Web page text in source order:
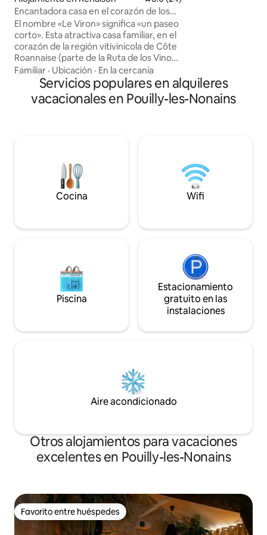
Encantadora casa en el corazón de los
viñedos.
El nombre «Le Viron» significa «un paseo
corto». Esta atractiva casa familiar, en el
corazón de la región vitivinícola de Côte
Roannaise (parte de la Ruta de los Vinos),
está perfectamente ubicada para
explorar la zona más amplia o
simplemente para relajarse en un
entorno auténtico. Los terrenos
con futbolín, dardos y más, perfecto
para las largas noches de verano.
Familiar · Ubicación · En la cercanía
habitación segura.
Servicios populares en alquileres
vacacionales en Pouilly-les-Nonains
Cocina Wifi
Piscina
Estacionamiento
gratuito en las
instalaciones
Aire acondicionado
Otros alojamientos para vacaciones
excelentes en Pouilly-les-Nonains
Favorito entre huéspedes
Favorito entre huéspedes